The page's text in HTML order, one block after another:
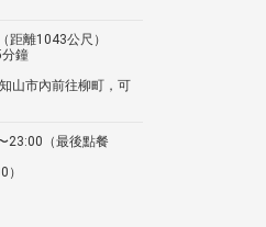
距離1043公尺）
鐘
山市內前往柳町，可
23:00（最後點餐